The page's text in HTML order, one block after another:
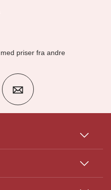
med priser fra andre